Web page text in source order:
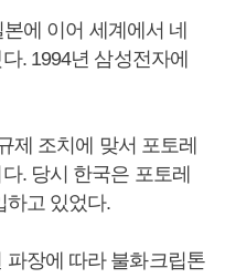
에 이어 세계에서 네
. 1994년 삼성전자에
제 조치에 맞서 포토레
. 당시 한국은 포토레
하고 있었다.
파장에 따라 불화크립톤